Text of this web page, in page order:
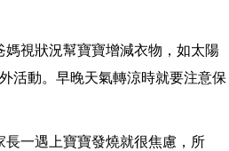
視狀況幫寶寶增減衣物，如太陽
活動。早晚天氣轉涼時就要注意保
一遇上寶寶發燒就很焦慮，所